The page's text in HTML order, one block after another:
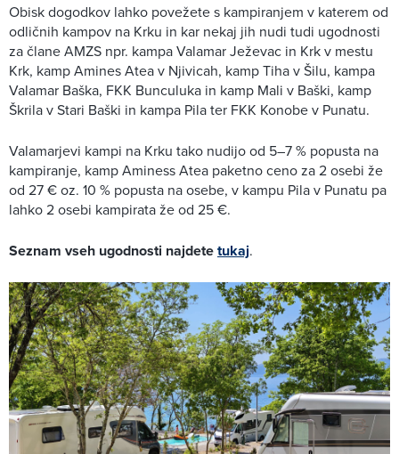
Obisk dogodkov lahko povežete s kampiranjem v katerem od
odličnih kampov na Krku in kar nekaj jih nudi tudi ugodnosti
za člane AMZS npr. kampa Valamar Ježevac in Krk v mestu
Krk, kamp Amines Atea v Njivicah, kamp Tiha v Šilu, kampa
Valamar Baška, FKK Bunculuka in kamp Mali v Baški, kamp
Škrila v Stari Baški in kampa Pila ter FKK Konobe v Punatu.
Valamarjevi kampi na Krku tako nudijo od 5–7 % popusta na
kampiranje, kamp Aminess Atea paketno ceno za 2 osebi že
od 27 € oz. 10 % popusta na osebe, v kampu Pila v Punatu pa
lahko 2 osebi kampirata že od 25 €.
Seznam vseh ugodnosti najdetetukaj.